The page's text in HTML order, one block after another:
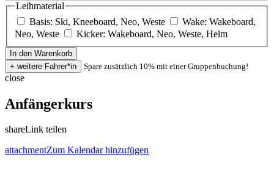
Leihmaterial
Basis: Ski, Kneeboard, Neo, Weste
Wake: Wakeboard,
Neo, Weste
Kicker: Wakeboard, Neo, Weste, Helm
Spare zusätzlich 10% mit einer Gruppenbuchung!
close
Anfängerkurs
shareLink teilen
attachmentZum Kalendar hinzufügen